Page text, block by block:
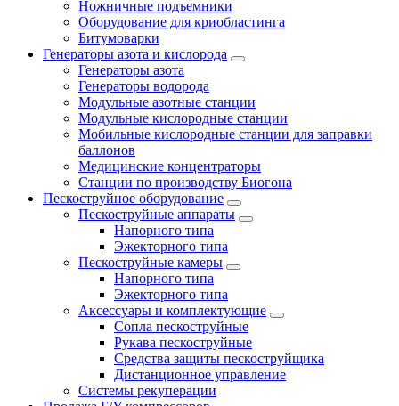
Ножничные подъемники
Оборудование для криобластинга
Битумоварки
Генераторы азота и кислорода
Генераторы азота
Генераторы водорода
Модульные азотные станции
Модульные кислородные станции
Мобильные кислородные станции для заправки
баллонов
Медицинские концентраторы
Станции по производству Биогона
Пескоструйное оборудование
Пескоструйные аппараты
Напорного типа
Эжекторного типа
Пескоструйные камеры
Напорного типа
Эжекторного типа
Аксессуары и комплектующие
Сопла пескоструйные
Рукава пескоструйные
Средства защиты пескоструйщика
Дистанционное управление
Системы рекуперации